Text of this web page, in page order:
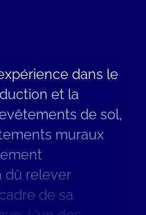
dans le
et la
de sol,
muraux
dû relever
de sa